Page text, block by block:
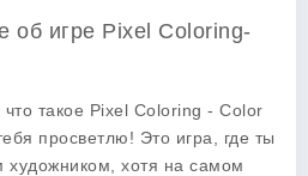
об игре Pixel Coloring-
такое Pixel Coloring - Color
просветлю! Это игра, где ты
художником, хотя на самом